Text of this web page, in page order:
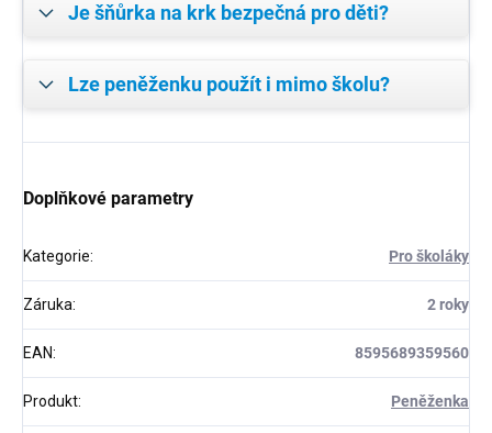
Je šňůrka na krk bezpečná pro děti?
Lze peněženku použít i mimo školu?
Doplňkové parametry
Kategorie: Pro školáky
Záruka: 2 roky
EAN: 8595689359560
Produkt: Peněženka